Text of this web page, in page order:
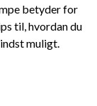
betyder for
til, hvordan du
muligt.